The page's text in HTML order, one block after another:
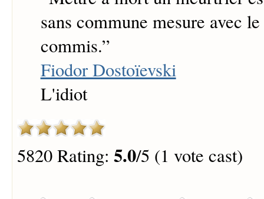
sans commune mesure avec
commis.”
Fiodor Dostoïevski
L'idiot
5820 Rating: 5.0/5 (1 vote cast)